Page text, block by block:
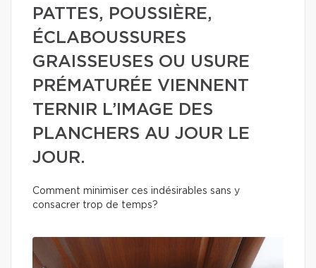
PATTES, POUSSIÈRE,
ÉCLABOUSSURES
GRAISSEUSES OU USURE
PRÉMATURÉE VIENNENT
TERNIR L’IMAGE DES
PLANCHERS AU JOUR LE
JOUR.
Comment minimiser ces indésirables sans y
consacrer trop de temps?